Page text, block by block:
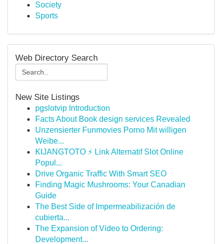
Society
Sports
Web Directory Search
New Site Listings
pgslotvip Introduction
Facts About Book design services Revealed
Unzensierter Funmovies Porno Mit willigen
Weibe...
KIJANGTOTO ⚡ Link Alternatif Slot Online
Popul...
Drive Organic Traffic With Smart SEO
Finding Magic Mushrooms: Your Canadian
Guide
The Best Side of Impermeabilización de
cubierta...
The Expansion of Video to Ordering:
Development...